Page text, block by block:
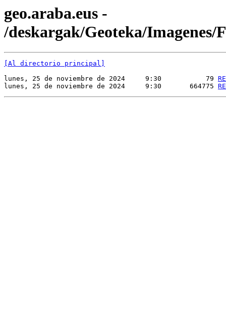
geo.araba.eus -
/deskargak/Geoteka/Imagenes/
[Al directorio principal]
lunes, 25 de noviembre de 2024     9:30           79
lunes, 25 de noviembre de 2024     9:30       664775